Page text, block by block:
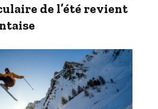
de l’été revient